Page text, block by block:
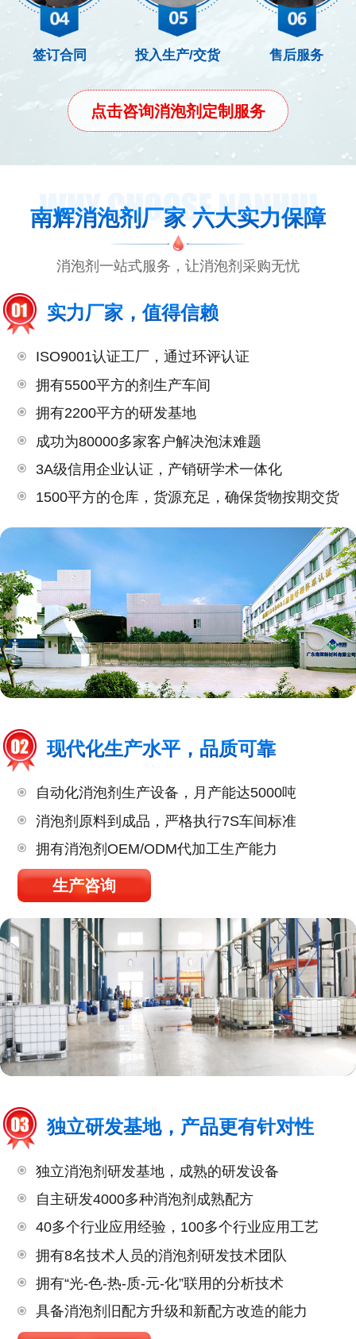
签订合同 投入生产/交货 售后服务
点击咨询消泡剂定制服务
南辉消泡剂厂家 六大实力保障
消泡剂一站式服务，让消泡剂采购无忧
实力厂家，值得信赖
ISO9001认证工厂，通过环评认证
拥有5500平方的剂生产车间
拥有2200平方的研发基地
成功为80000多家客户解决泡沫难题
3A级信用企业认证，产销研学术一体化
1500平方的仓库，货源充足，确保货物按期交货
现代化生产水平，品质可靠
自动化消泡剂生产设备，月产能达5000吨
消泡剂原料到成品，严格执行7S车间标准
拥有消泡剂OEM/ODM代加工生产能力
生产咨询
独立研发基地，产品更有针对性
独立消泡剂研发基地，成熟的研发设备
自主研发4000多种消泡剂成熟配方
40多个行业应用经验，100多个行业应用工艺
拥有8名技术人员的消泡剂研发技术团队
拥有“光-色-热-质-元-化”联用的分析技术
具备消泡剂旧配方升级和新配方改造的能力